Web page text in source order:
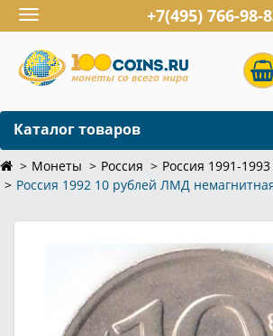
Toggle
navigation
+7(495) 766-98-
Каталог товаров
Монеты Россия
Россия 1991-
Россия 1992 10 рублей ЛМД